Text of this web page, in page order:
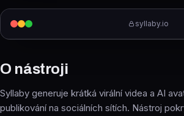
syllaby.io
O nástroji
Syllaby generuje krátká virální videa a AI
publikování na sociálních sítích. Nástroj